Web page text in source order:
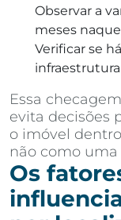
Observar a
meses
Verificar se
Essa
evita decisões
o imóvel
não como
Os